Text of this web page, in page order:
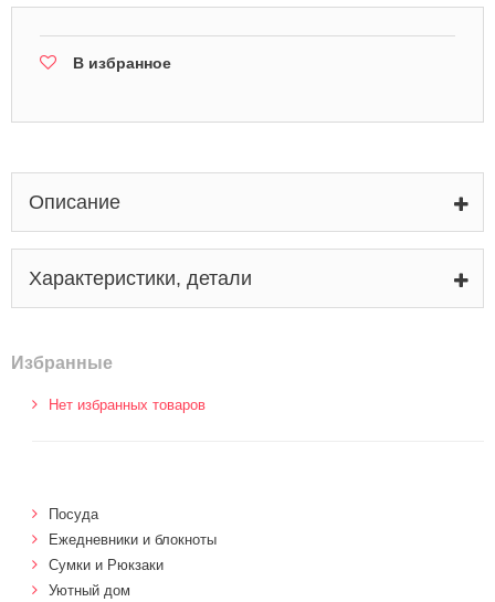
В избранное
Описание
Характеристики, детали
Избранные
Нет избранных товаров
Посуда
Ежедневники и блокноты
Сумки и Рюкзаки
Уютный дом